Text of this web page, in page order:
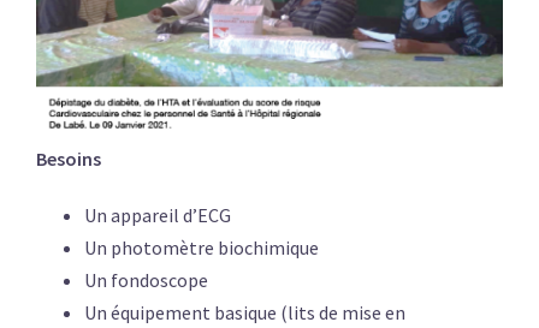
Besoins
Un appareil d’ECG
Un photomètre biochimique
Un fondoscope
Un équipement basique (lits de mise en